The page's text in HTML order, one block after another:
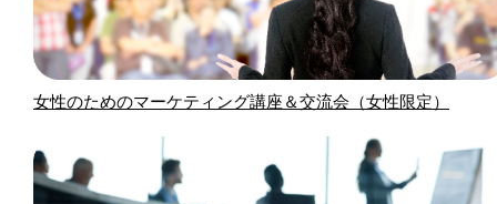
女性のためのマーケティング講座＆交流会（女性限定）